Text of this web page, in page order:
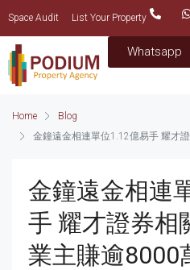
Space Audit List Your Property
Whatsapp
Home
Blog
金鐘遠金相連單位1.12億易手 耀才
金鐘遠金相連
手 耀才證券相
業主賺逾8000